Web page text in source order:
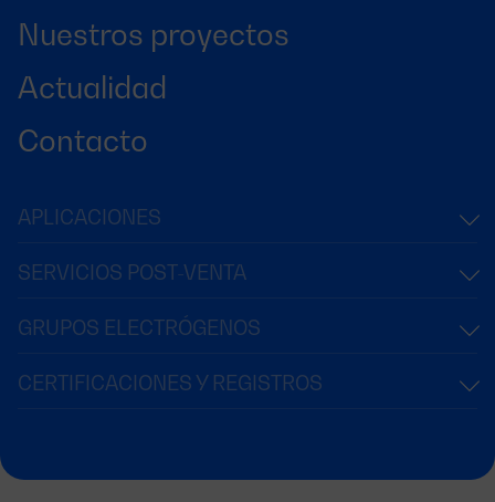
Nuestros proyectos
Actualidad
Contacto
APLICACIONES
SERVICIOS POST-VENTA
GRUPOS ELECTRÓGENOS
CERTIFICACIONES Y REGISTROS